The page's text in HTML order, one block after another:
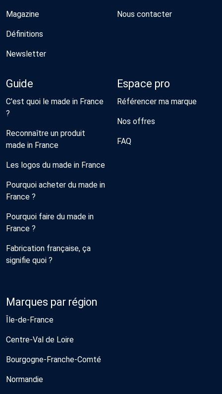
Magazine
Définitions
Newsletter
Nous contacter
Guide
C'est quoi le made in France
?
Reconnaître un produit
made in France
Les logos du made in France
Pourquoi acheter du made in
France ?
Pourquoi faire du made in
France ?
Fabrication française, ça
signifie quoi ?
Espace pro
Référencer ma marque
Nos offres
FAQ
Marques par région
Île-de-France
Centre-Val de Loire
Bourgogne-Franche-Comté
Normandie